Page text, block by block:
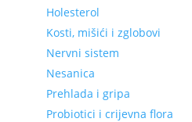
Holesterol
Kosti, mišići i zglobovi
Nervni sistem
Nesanica
Prehlada i gripa
Probiotici i crijevna flora